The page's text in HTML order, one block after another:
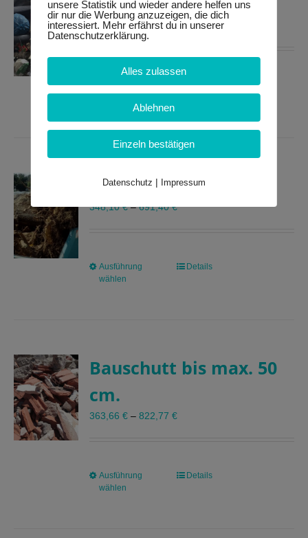
Optionen
können
Produktseite
gewählt
298,69€ –940,10€
Ausführung
Dieses
mehrere
Varianten
Die
können
Details
Wurzelholz
348,10€–691,40€
Ausführung
wählen
Dieses
Die
Optionen
werden
Details
Bauschutt bis max. 50
cm.
363,66€ –822,77€
Ausführung
wählen
Dieses
Details
unsere Statistik und wieder andere helfen uns
dir nur die Werbung anzuzeigen, die dich
interessiert. Mehr erfährst du in unserer
Datenschutzerklärung.
Alles zulassen
Ablehnen
Einzeln bestätigen
Datenschutz | Impressum